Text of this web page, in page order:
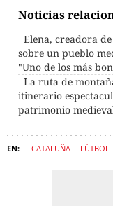
Noticias
Elena, creadora
sobre un pueblo
"Uno de los más
La ruta de
itinerario
patrimonio
CATALUÑA FÚTBOL